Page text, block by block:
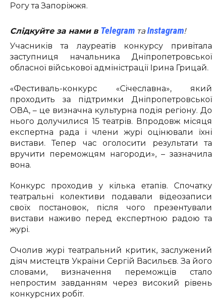
Рогу та Запоріжжя.
Слідкуйте за нами в Telegram таInstagram!
Учасників та лауреатів конкурсу привітала
заступниця начальника Дніпропетровської
обласної військової адміністрації Ірина Грицай.
«Фестиваль-конкурс «Січеславна», який
проходить за підтримки Дніпропетровської
ОВА, – це визначна культурна подія регіону. До
нього долучилися 15 театрів. Впродовж місяця
експертна рада і члени журі оцінювали їхні
вистави. Тепер час оголосити результати та
вручити переможцям нагороди», – зазначила
вона.
Конкурс проходив у кілька етапів. Спочатку
театральні колективи подавали відеозаписи
своїх постановок, після чого презентували
вистави наживо перед експертною радою та
журі.
Очолив журі театральний критик, заслужений
діяч мистецтв України Сергій Васильєв. За його
словами, визначення переможців стало
непростим завданням через високий рівень
конкурсних робіт.